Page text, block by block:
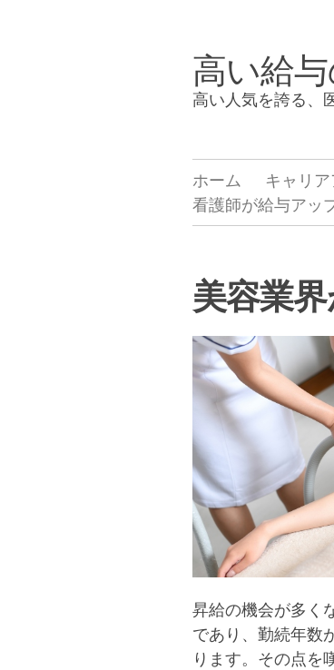
content
高い給
高い人気を誇る、
ホーム キャリ
看護師が給与アッ
美容業
昇給の機会が多く
であり、勤続年数
ります。その点を